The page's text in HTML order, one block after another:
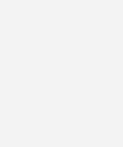
bin ich damit einverstanden, über
Angebote
und eine Abmeldung ist
zum Umgang mit Daten finden Sie